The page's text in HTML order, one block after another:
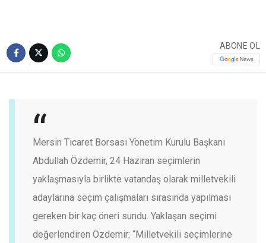
ABONE OL
Mersin Ticaret Borsası Yönetim Kurulu Başkanı
Abdullah Özdemir, 24 Haziran seçimlerin
yaklaşmasıyla birlikte vatandaş olarak milletvekili
adaylarına seçim çalışmaları sırasında yapılması
gereken bir kaç öneri sundu. Yaklaşan seçimi
değerlendiren Özdemir: “Milletvekili seçimlerine